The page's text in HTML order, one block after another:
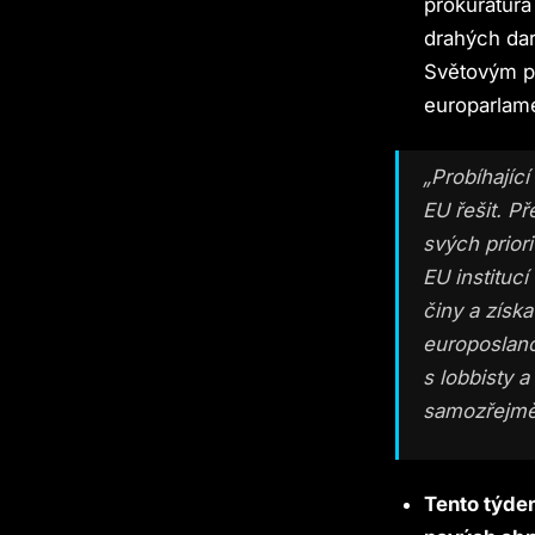
drahých
Světovým
EU řešit.
svých
EU
činy a
s lobbisty
Tento